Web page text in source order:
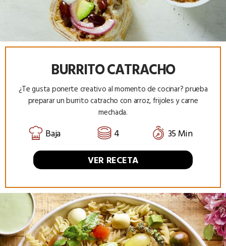
BURRITO CATRACHO
¿Te gusta ponerte creativo al momento de cocinar? prueba
preparar un burrito catracho con arroz, frijoles y carne
mechada.
Baja 4
35 Min
VER RECETA